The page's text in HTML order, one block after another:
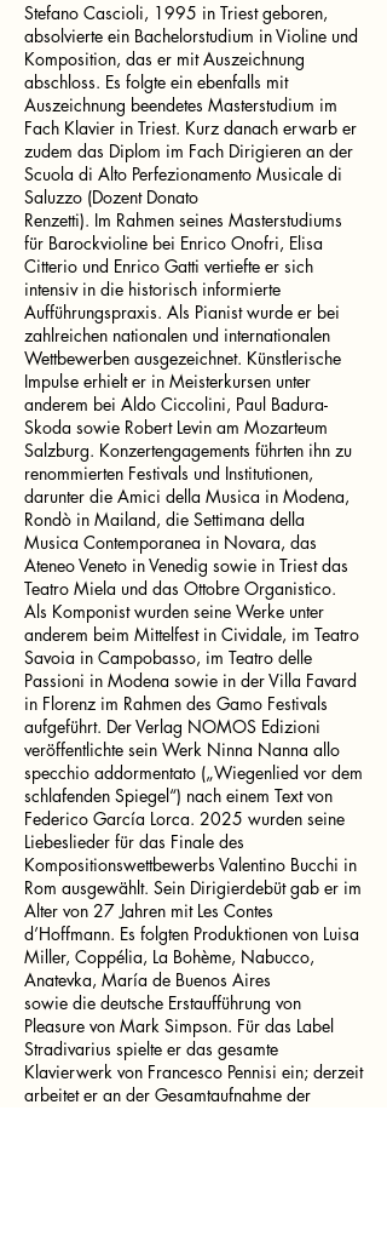
Stefano Cascioli, 1995 in Triest geboren,
absolvierte ein Bachelorstudium in Violine und
Komposition, das er mit Auszeichnung
abschloss. Es folgte ein ebenfalls mit
Auszeichnung beendetes Masterstudium im
Fach Klavier in Triest. Kurz danach erwarb er
zudem das Diplom im Fach Dirigieren an der
Scuola di Alto Perfezionamento Musicale di
Saluzzo (Dozent Donato
Renzetti). Im Rahmen seines Masterstudiums
für Barockvioline bei Enrico Onofri, Elisa
Citterio und Enrico Gatti vertiefte er sich
intensiv in die historisch informierte
Aufführungspraxis. Als Pianist wurde er bei
zahlreichen nationalen und internationalen
Wettbewerben ausgezeichnet. Künstlerische
Impulse erhielt er in Meisterkursen unter
anderem bei Aldo Ciccolini, Paul Badura-
Skoda sowie Robert Levin am Mozarteum
Salzburg. Konzertengagements führten ihn zu
renommierten Festivals und Institutionen,
darunter die Amici della Musica in Modena,
Rondò in Mailand, die Settimana della
Musica Contemporanea in Novara, das
Ateneo Veneto in Venedig sowie in Triest das
Teatro Miela und das Ottobre Organistico.
Als Komponist wurden seine Werke unter
anderem beim Mittelfest in Cividale, im Teatro
Savoia in Campobasso, im Teatro delle
Passioni in Modena sowie in der Villa Favard
in Florenz im Rahmen des Gamo Festivals
aufgeführt. Der Verlag NOMOS Edizioni
veröffentlichte sein Werk Ninna Nanna allo
specchio addormentato („Wiegenlied vor dem
schlafenden Spiegel“) nach einem Text von
Federico García Lorca. 2025 wurden seine
Liebeslieder für das Finale des
Kompositionswettbewerbs Valentino Bucchi in
Rom ausgewählt. Sein Dirigierdebüt gab er im
Alter von 27 Jahren mit Les Contes
d’Hoffmann. Es folgten Produktionen von Luisa
Miller, Coppélia, La Bohème, Nabucco,
Anatevka, María de Buenos Aires
sowie die deutsche Erstaufführung von
Pleasure von Mark Simpson. Für das Label
Stradivarius spielte er das gesamte
Klavierwerk von Francesco Pennisi ein; derzeit
arbeitet er an der Gesamtaufnahme der